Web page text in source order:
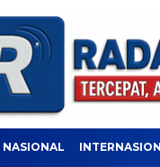
NASIONAL